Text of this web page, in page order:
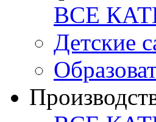
ВСЕ
Детские